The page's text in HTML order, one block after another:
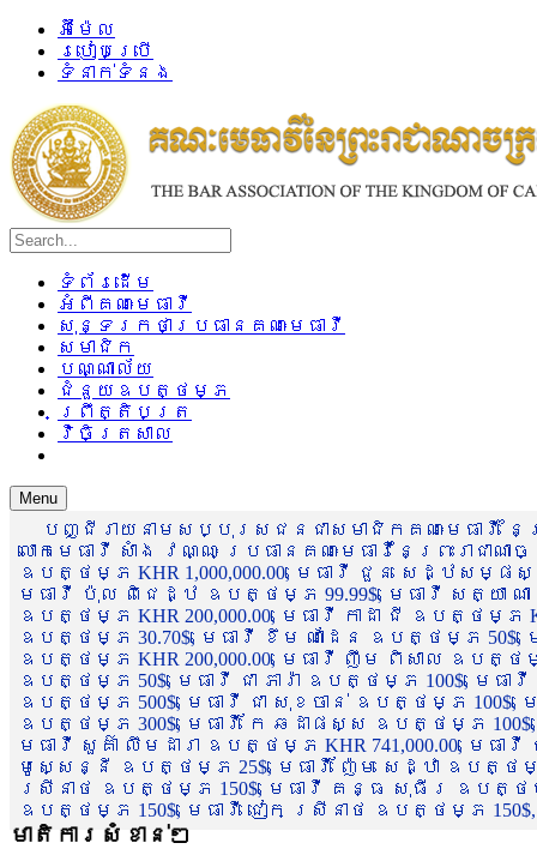
អ៊ីម៉ែល
របៀបប្រើ
ទំនាក់ទំនង
ទំព័រដើម
អំពីគណៈមេធាវី
សុន្ទរកថាប្រធានគណៈមេធាវី
សមាជិក
បណ្ណាល័យ
ជំនួយឧបត្ថម្ភ
ព្រឹត្តិបត្រ
វិចិត្រសាល
Menu
បញ្ជីរាយនាមសប្បុរសជនជាសមាជិកគណៈមេធាវី
លោកមេធាវី សាំង វណ្ណៈ ប្រធានគណៈមេធាវីនៃព្រះរា
ឧបត្ថម្ភ KHR 1,000,000.00, មេធាវី ជួន សេដ្ឋស
មេធាវី ប៉ុល ពិជេដ្ឋ ឧបត្ថម្ភ 99.99$, មេធាវី សត្យា ណ
ឧបត្ថម្ភ KHR 200,000.00, មេធាវី កាដា ជី ឧបត្ថម្ភ
ឧបត្ថម្ភ 30.70$, មេធាវី ខឹម ណាដែន ឧបត្ថម្ភ 50$,
ឧបត្ថម្ភ KHR 200,000.00, មេធាវី ញឹម ពិសាល ឧបត្ថ
ឧបត្ថម្ភ 50$, មេធាវី ជា ភារ៉ា ឧបត្ថម្ភ 100$, មេ
ឧបត្ថម្ភ 500$, មេធាវី ជា សុខចាន់ ឧបត្ថម្ភ
ឧបត្ថម្ភ 300$, មេធាវី កែ ឆដាផស្ស ឧបត្ថម្ភ
មេធាវី សួគ៌ា លឹមដារា ឧបត្ថម្ភ KHR 741,000.00, មេ
មូសេ្សន្នី ឧបត្ថម្ភ 25$, មេធាវី ញ៉ែម សេដ្ឋា ឧបត្ថ
ស្រីនាថ ឧបត្ថម្ភ 150$, មេធាវី គន្ធ សុធីរ ឧបត្ថម្ភ
ឧបត្ថម្ភ 150$, មេធាវី ជៀក ស្រីនាថ ឧបត្ថម្ភ 150$,
មាតិការសំខាន់ៗ